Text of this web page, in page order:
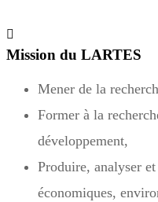
Mission du LARTES
Mener de la
Former à la
développement,
Produire, analyser
économiques,